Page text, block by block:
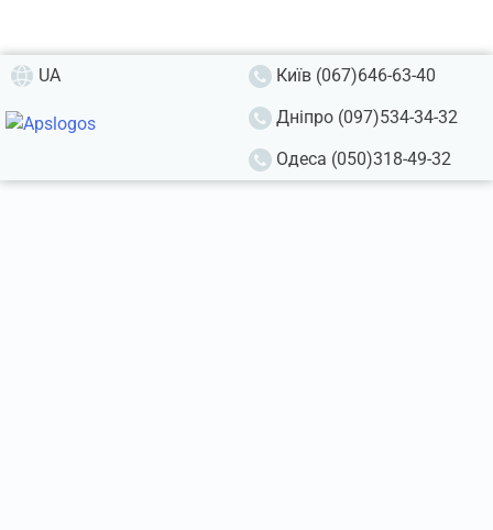
UA
Київ (067)646-63-40
Дніпро (097)534-34-32
Одеса (050)318-49-32